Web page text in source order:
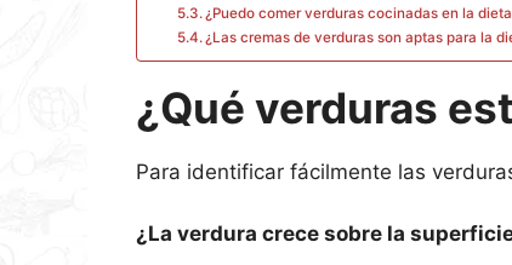
¿Puedo comer verduras cocinadas en la
¿Las cremas de verduras son aptas para la
¿Qué verduras
Para identificar fácilmente las
¿La verdura crece sobre la